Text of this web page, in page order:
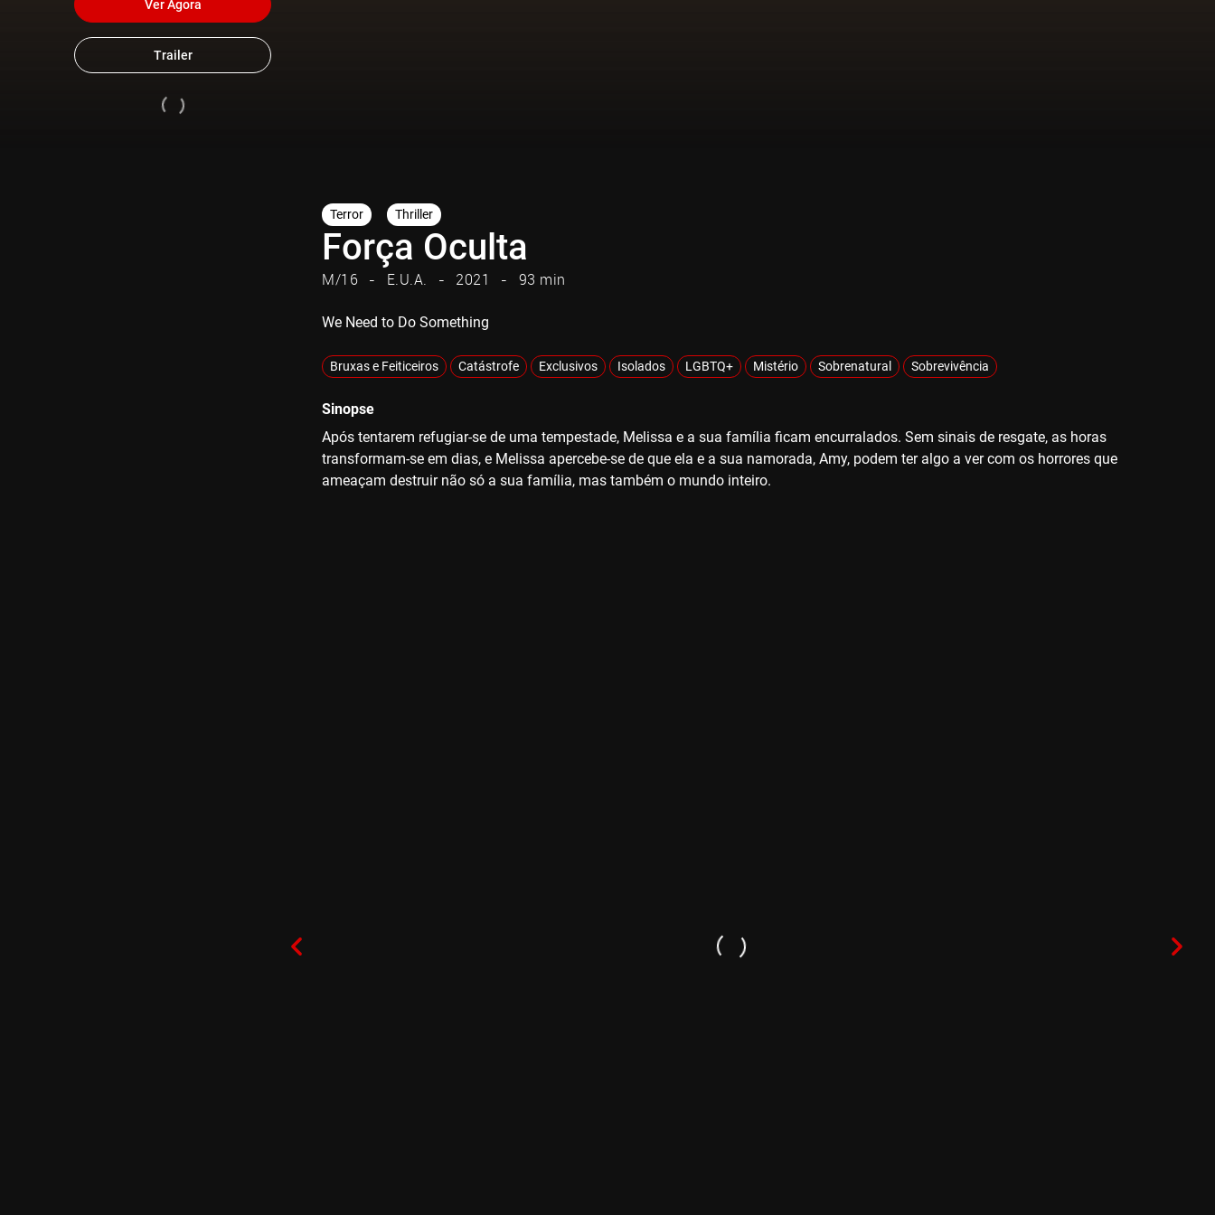
Ver Agora
Trailer
Terror Thriller
Força Oculta
M/16 E.U.A. 2021 93 min
We Need to Do Something
Bruxas e Feiticeiros Catástrofe Exclusivos Isolados LGBTQ+ Mistério Sobrenatural Sobrevivência
Sinopse
Após tentarem refugiar-se de uma tempestade, Melissa e a sua família ficam encurralados. Sem sinais de resgate, as horas
transformam-se em dias, e Melissa apercebe-se de que ela e a sua namorada, Amy, podem ter algo a ver com os horrores que
ameaçam destruir não só a sua família, mas também o mundo inteiro.